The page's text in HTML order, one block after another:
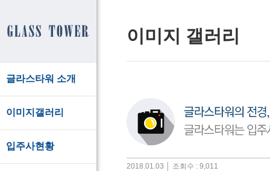
글라스타워 소개
이미지갤러리
입주사현황
이미지 갤러리
2018.01.03 │ 조회수 : 9,011